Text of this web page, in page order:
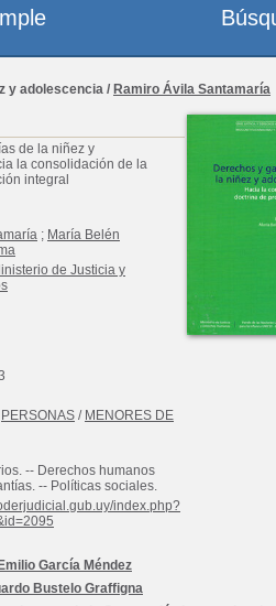
y adolescencia / Ramiro Ávila Santamaría
de la niñez y
la consolidación de la
integral
; María Belén
de Justicia y
PERSONAS / MENORES DE
-- Derechos humanos
-- Políticas sociales.
index.php?
Emilio García Méndez
Bustelo Graffigna